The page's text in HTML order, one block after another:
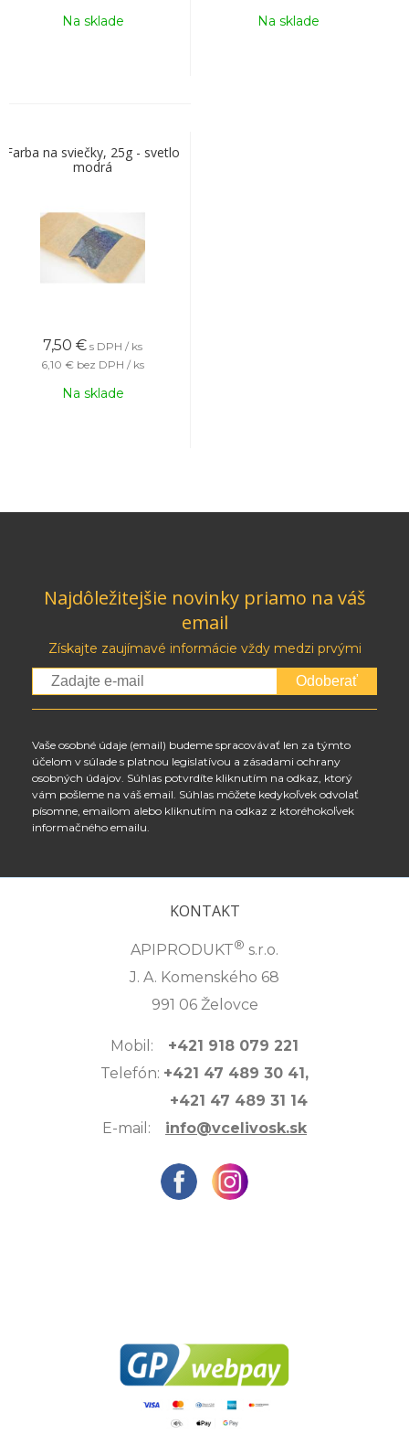
Na sklade Na sklade
Farba na sviečky, 25g - svetlo
modrá
7,50 € s DPH / ks
6,10 € bez DPH / ks
Na sklade
Najdôležitejšie novinky priamo na váš
email
Získajte zaujímavé informácie vždy medzi prvými
Odoberať
Vaše osobné údaje (email) budeme spracovávať len za týmto
účelom v súlade s platnou legislatívou a zásadami ochrany
osobných údajov. Súhlas potvrdíte kliknutím na odkaz, ktorý
vám pošleme na váš email. Súhlas môžete kedykoľvek odvolať
písomne, emailom alebo kliknutím na odkaz z ktoréhokoľvek
informačného emailu.
KONTAKT
APIPRODUKT® s.r.o.
J. A. Komenského 68
991 06 Želovce
Mobil: +421 918 079 221
Telefón: +421 47 489 30 41,
+421 47 489 31 14
E-mail: info@vcelivosk.sk